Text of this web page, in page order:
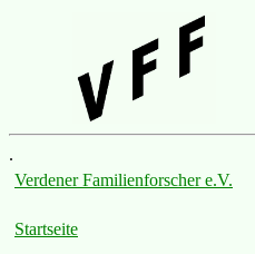
.
Verdener Familienforscher e.V.
Startseite